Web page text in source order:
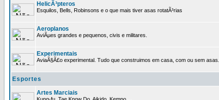
HelicÃ³pteros
Esquilos, Bells, Robinsons e o que mais tiver asas rotatÃ³rias
Aeroplanos
AviÃµes grandes e pequenos, civis e militares.
Experimentais
AviaÃ§Ã£o experimental. Tudo que construimos em casa, com ou sem asas.
Esportes
Artes Marciais